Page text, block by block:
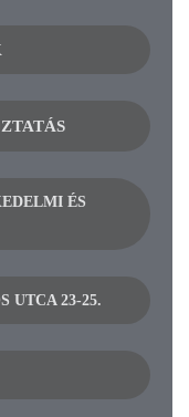
ÉS
UTCA 23-25.